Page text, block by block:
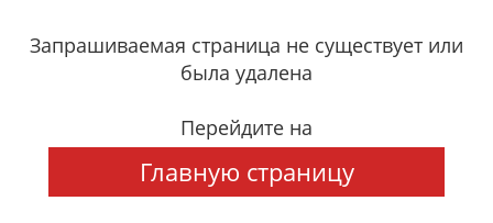
Запрашиваемая страница не существует или
была удалена
Перейдите на
Главную страницу